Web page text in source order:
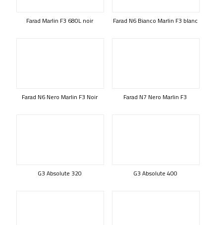
Farad Marlin F3 680L noir Farad N6 Bianco Marlin F3 blanc
Farad N6 Nero Marlin F3 Noir Farad N7 Nero Marlin F3
G3 Absolute 320 G3 Absolute 400